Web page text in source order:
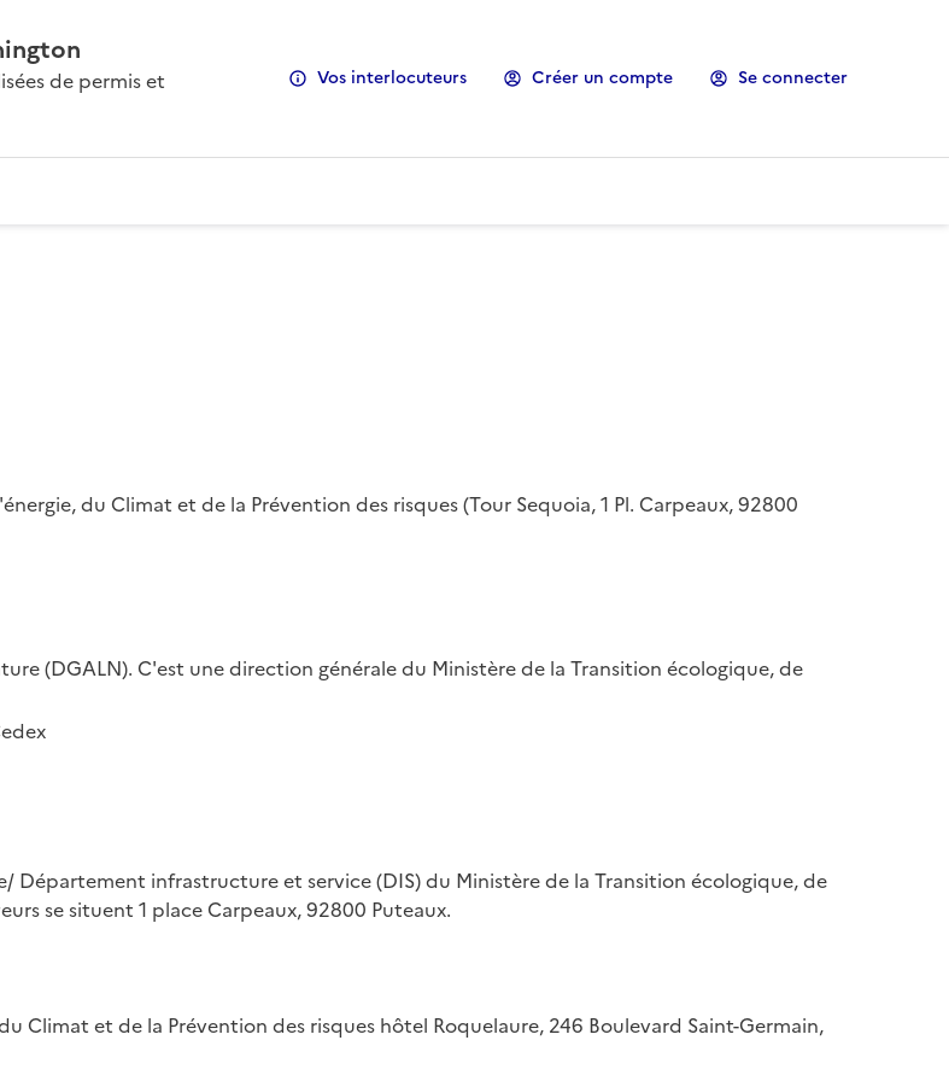
de permis et
Vos interlocuteurs Créer un compte Se connecter
du Climat et de la Prévention des risques (Tour Sequoia, 1 Pl. Carpeaux, 92800
(DGALN). C'est une direction générale du Ministère de la Transition écologique, de
infrastructure et service (DIS) du Ministère de la Transition écologique, de
se situent 1 place Carpeaux, 92800 Puteaux.
Climat et de la Prévention des risques hôtel Roquelaure, 246 Boulevard Saint-Germain,